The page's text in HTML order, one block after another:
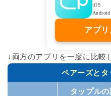
iOS
Android
アプ
↓両方のアプリを一度に比較
ペアーズと
タップルの